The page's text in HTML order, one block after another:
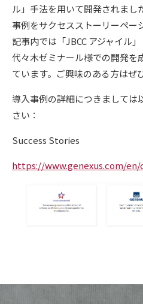
ル」手法を用いて開発されまし
事例をサクセスストーリーペー
記事内では「JBCC アジャイル」
代々木ゼミナール様での開発を
ています。ご興味のある方はぜ
導入事例の詳細につきましては
さい：
Success Stories
https://www.genexus.com/